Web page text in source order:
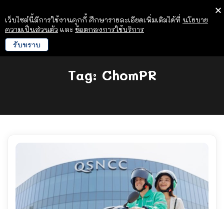
Tag: ChomPR
เว็บไซต์นี้มีการใช้งานคุกกี้ ศึกษารายละเอียดเพิ่มเติมได้ที่ นโยบาย
ความเป็นส่วนตัว และ ข้อตกลงการใช้บริการ
รับทราบ